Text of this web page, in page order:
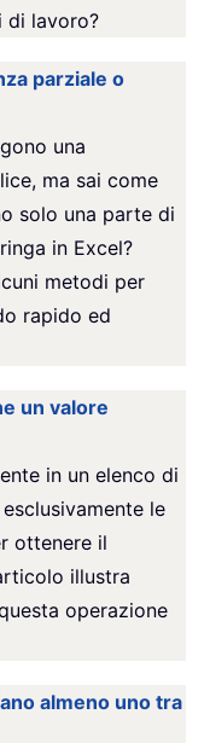
di lavoro?
parziale o
una
ma sai come
solo una parte di
in Excel?
metodi per
rapido ed
un valore
in un elenco di
le
ottenere il
illustra
operazione
almeno uno tra